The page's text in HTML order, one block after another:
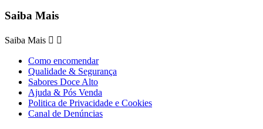
Saiba Mais
Saiba Mais  
Como encomendar
Qualidade & Segurança
Sabores Doce Alto
Ajuda & Pós Venda
Politica de Privacidade e Cookies
Canal de Denúncias